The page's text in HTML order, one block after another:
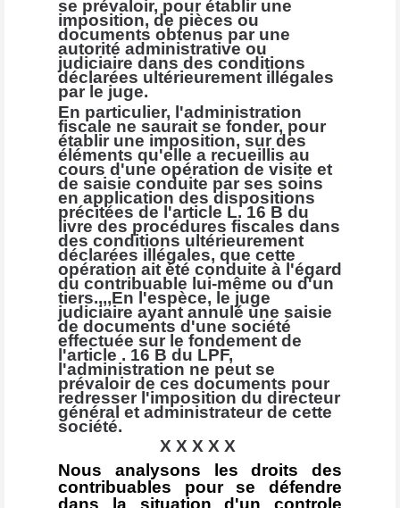
se prévaloir, pour établir une
imposition, de pièces ou
documents obtenus par une
autorité administrative ou
judiciaire dans des conditions
déclarées ultérieurement illégales
par le juge.
En particulier, l'administration
fiscale ne saurait se fonder, pour
établir une imposition, sur des
éléments qu'elle a recueillis au
cours d'une opération de visite et
de saisie conduite par ses soins
en application des dispositions
précitées de l'article L. 16 B du
livre des procédures fiscales dans
des conditions ultérieurement
déclarées illégales, que cette
opération ait été conduite à l'égard
du contribuable lui-même ou d'un
tiers.,,,En l'espèce, le juge
judiciaire ayant annulé une saisie
de documents d'une société
effectuée sur le fondement de
l'article . 16 B du LPF,
l'administration ne peut se
prévaloir de ces documents pour
redresser l'imposition du directeur
général et administrateur de cette
société.
X X X X X
Nous analysons les droits des
contribuables pour se défendre
dans la situation d'un controle